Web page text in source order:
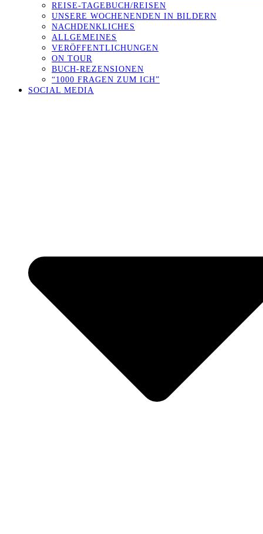
REISE-TAGEBUCH/REISEN
UNSERE WOCHENENDEN IN BILDERN
NACHDENKLICHES
ALLGEMEINES
VERÖFFENTLICHUNGEN
ON TOUR
BUCH-REZENSIONEN
“1000 FRAGEN ZUM ICH”
SOCIAL MEDIA